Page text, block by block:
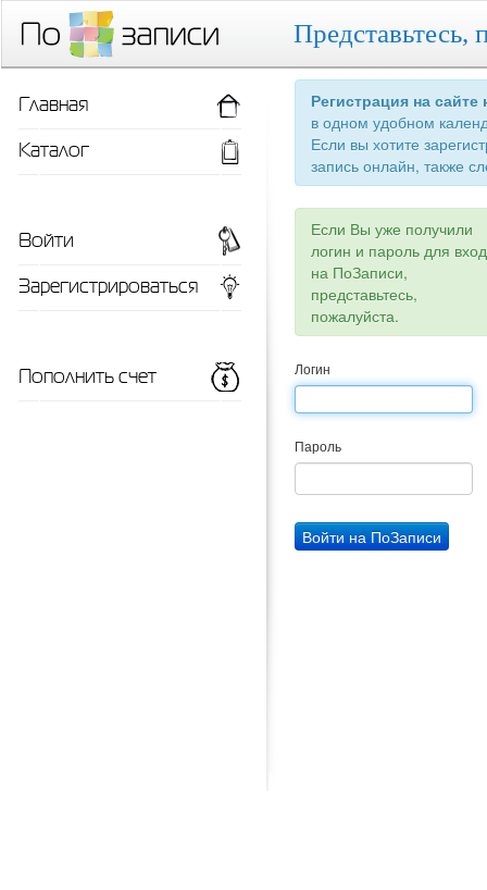
Представьтесь,
Регистрация на
в одном удобном
Если вы хотите
запись онлайн, также
Если Вы уже получили
логин и пароль для
на ПоЗаписи,
представьтесь,
пожалуйста.
Логин
Пароль
Главная
Каталог
Войти
Зарегистрироваться
Пополнить счет